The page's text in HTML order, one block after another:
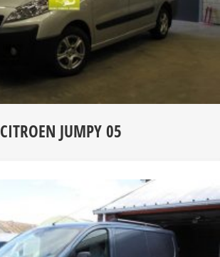
CITROEN JUMPY 05